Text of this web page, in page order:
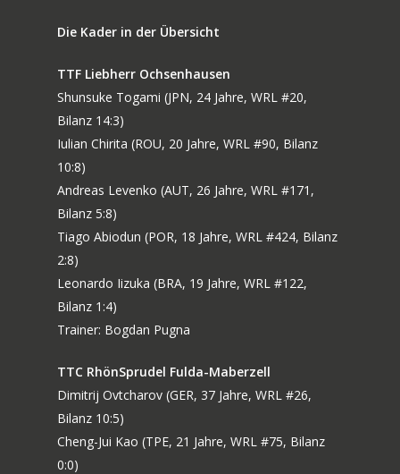
Die Kader in der Übersicht
TTF Liebherr Ochsenhausen
Shunsuke Togami (JPN, 24 Jahre, WRL #20,
Bilanz 14:3)
Iulian Chirita (ROU, 20 Jahre, WRL #90, Bilanz
10:8)
Andreas Levenko (AUT, 26 Jahre, WRL #171,
Bilanz 5:8)
Tiago Abiodun (POR, 18 Jahre, WRL #424, Bilanz
2:8)
Leonardo Iizuka (BRA, 19 Jahre, WRL #122,
Bilanz 1:4)
Trainer: Bogdan Pugna
TTC RhönSprudel Fulda-Maberzell
Dimitrij Ovtcharov (GER, 37 Jahre, WRL #26,
Bilanz 10:5)
Cheng-Jui Kao (TPE, 21 Jahre, WRL #75, Bilanz
0:0)